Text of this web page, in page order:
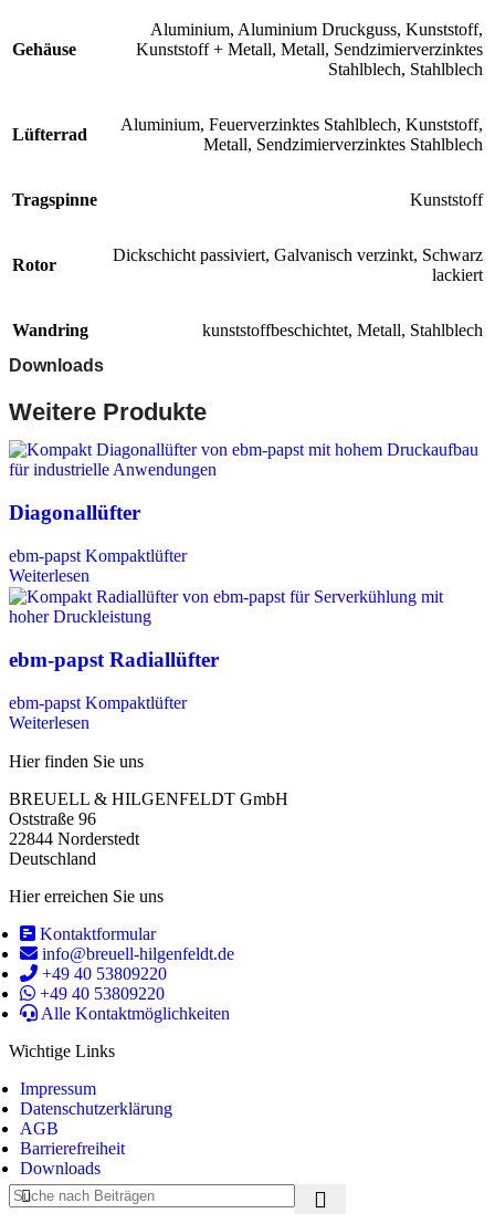
Gehäuse
Aluminium, Aluminium Druckguss, Kunststoff,
Kunststoff + Metall, Metall, Sendzimierverzinktes
Stahlblech, Stahlblech
Lüfterrad
Aluminium, Feuerverzinktes Stahlblech, Kunststoff,
Metall, Sendzimierverzinktes Stahlblech
Tragspinne Kunststoff
Rotor
Dickschicht passiviert, Galvanisch verzinkt, Schwarz
lackiert
Wandring kunststoffbeschichtet, Metall, Stahlblech
Downloads
Weitere Produkte
Diagonallüfter
ebm‑papst Kompaktlüfter
Weiterlesen
ebm-papst Radiallüfter
ebm‑papst Kompaktlüfter
Weiterlesen
Hier finden Sie uns
BREUELL & HILGENFELDT GmbH
Oststraße 96
22844 Norderstedt
Deutschland
Hier erreichen Sie uns
Kontaktformular
info@breuell-hilgenfeldt.de
+49 40 53809220
+49 40 53809220
Alle Kontaktmöglichkeiten
Wichtige Links
Impressum
Datenschutzerklärung
AGB
Barrierefreiheit
Downloads